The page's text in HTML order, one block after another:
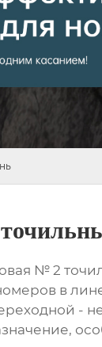
№ 2
в
-